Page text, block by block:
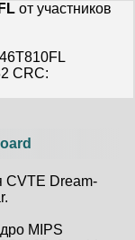
от участников
CRC:
CVTE Dream-
MIPS